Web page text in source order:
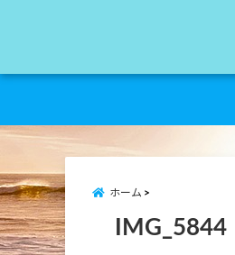
ホーム
IMG_5844